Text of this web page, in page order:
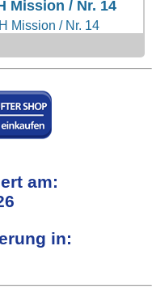
€
Mission / Nr. 14
am:
in: